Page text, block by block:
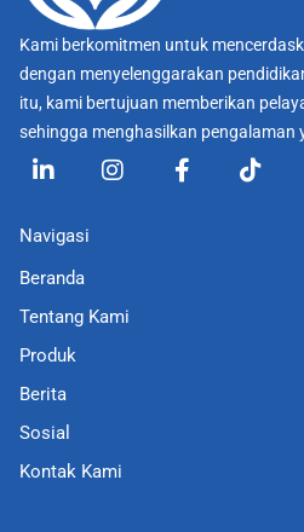
Kami berkomitmen untuk
dengan menyelenggarakan
itu, kami bertujuan memberikan
sehingga menghasilkan pengalaman
L
i
k
d
n
-
n
I
n
a
F
a
T
i
Navigasi
Beranda
Tentang Kami
Produk
Berita
Sosial
Kontak Kami